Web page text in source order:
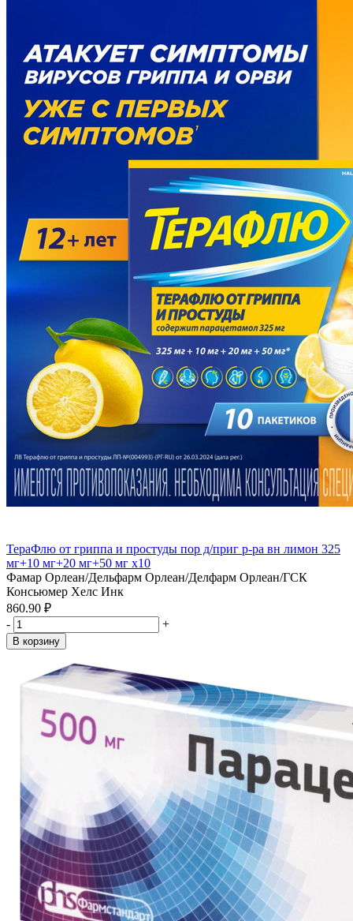
ТераФлю от гриппа и простуды пор д/приг р-ра вн лимон 325
мг+10 мг+20 мг+50 мг x10
Фамар Орлеан/Дельфарм Орлеан/Делфарм Орлеан/ГСК
Консьюмер Хелс Инк
860.90 ₽
-
+
В корзину